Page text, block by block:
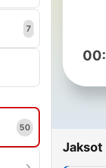
7
50
Jaksot